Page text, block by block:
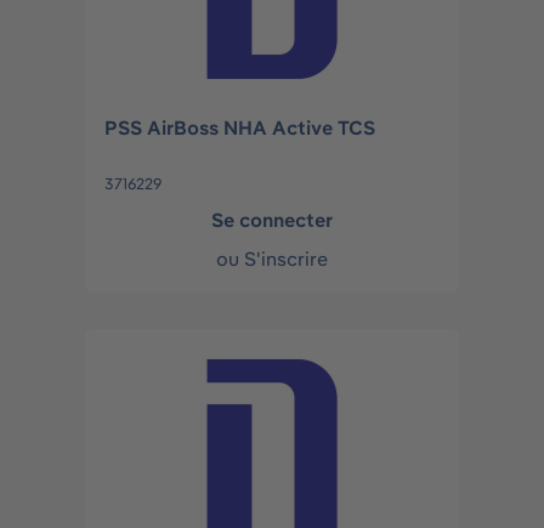
PSS AirBoss NHA Active TCS
3716229
Se connecter
ou S'inscrire